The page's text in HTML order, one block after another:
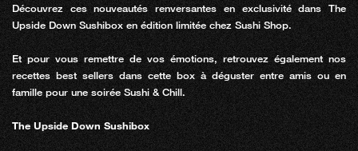
Découvrez ces nouveautés renversantes en exclusivité dans The
Upside Down Sushibox en édition limitée chez Sushi Shop.
Et pour vous remettre de vos émotions, retrouvez également nos
recettes best sellers dans cette box à déguster entre amis ou en
famille pour une soirée Sushi & Chill.
The Upside Down Sushibox